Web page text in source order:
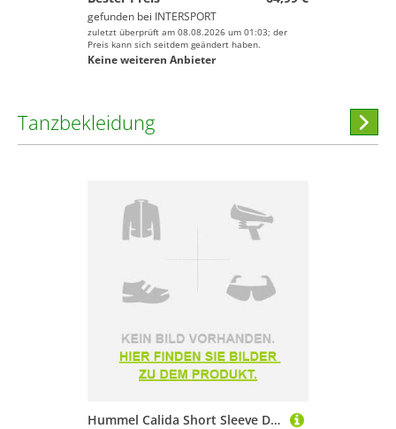
gefunden bei INTERSPORT
zuletzt überprüft am 08.08.2026 um 01:03; der
Preis kann sich seitdem geändert haben.
Keine weiteren Anbieter
Tanzbekleidung
Hummel Calida Short Sleeve Dress Blau 104 cm Mädchen